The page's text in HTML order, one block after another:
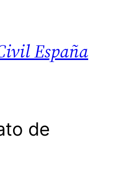
España
de